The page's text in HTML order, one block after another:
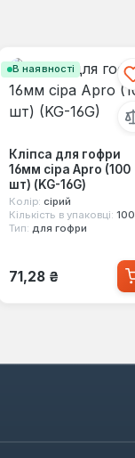
В наявності
Кліпса для гофри
16мм сіра Apro (100
шт) (KG-16G)
Колір: сірий
Кількість в упаковці: 100 шт
Тип: для гофри
Звичайна ціна:
71,28 ₴